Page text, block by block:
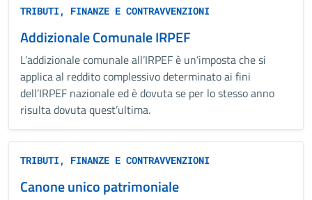
TRIBUTI, FINANZE E CONTRAVVENZIONI
Addizionale Comunale IRPEF
L’addizionale comunale all’IRPEF è un’imposta che si
applica al reddito complessivo determinato ai fini
dell’IRPEF nazionale ed è dovuta se per lo stesso anno
risulta dovuta quest’ultima.
TRIBUTI, FINANZE E CONTRAVVENZIONI
Canone unico patrimoniale